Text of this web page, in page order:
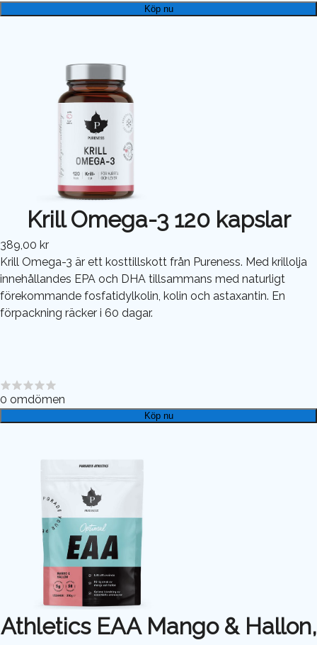
Köp nu
Krill Omega-3 120 kapslar
389,00 kr
Krill Omega-3 är ett kosttillskott från Pureness. Med krillolja
innehållandes EPA och DHA tillsammans med naturligt
förekommande fosfatidylkolin, kolin och astaxantin. En
förpackning räcker i 60 dagar.
0 omdömen
Köp nu
Athletics EAA Mango & Hallon,